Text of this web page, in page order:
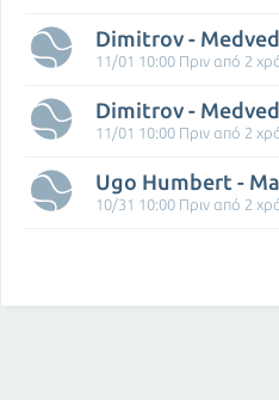
Dimitrov -
11/01 10:00 Πριν από 2
Dimitrov -
11/01 10:00 Πριν από 2
Ugo Humbert -
10/31 10:00 Πριν από 2